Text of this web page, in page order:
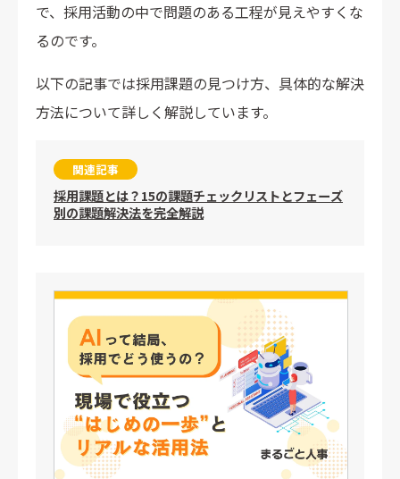
で、採用活動の中で問題のある工程が見えやすくな
るのです。
以下の記事では採用課題の見つけ方、具体的な解決
方法について詳しく解説しています。
関連記事
採用課題とは？15の課題チェックリストとフェーズ
別の課題解決法を完全解説